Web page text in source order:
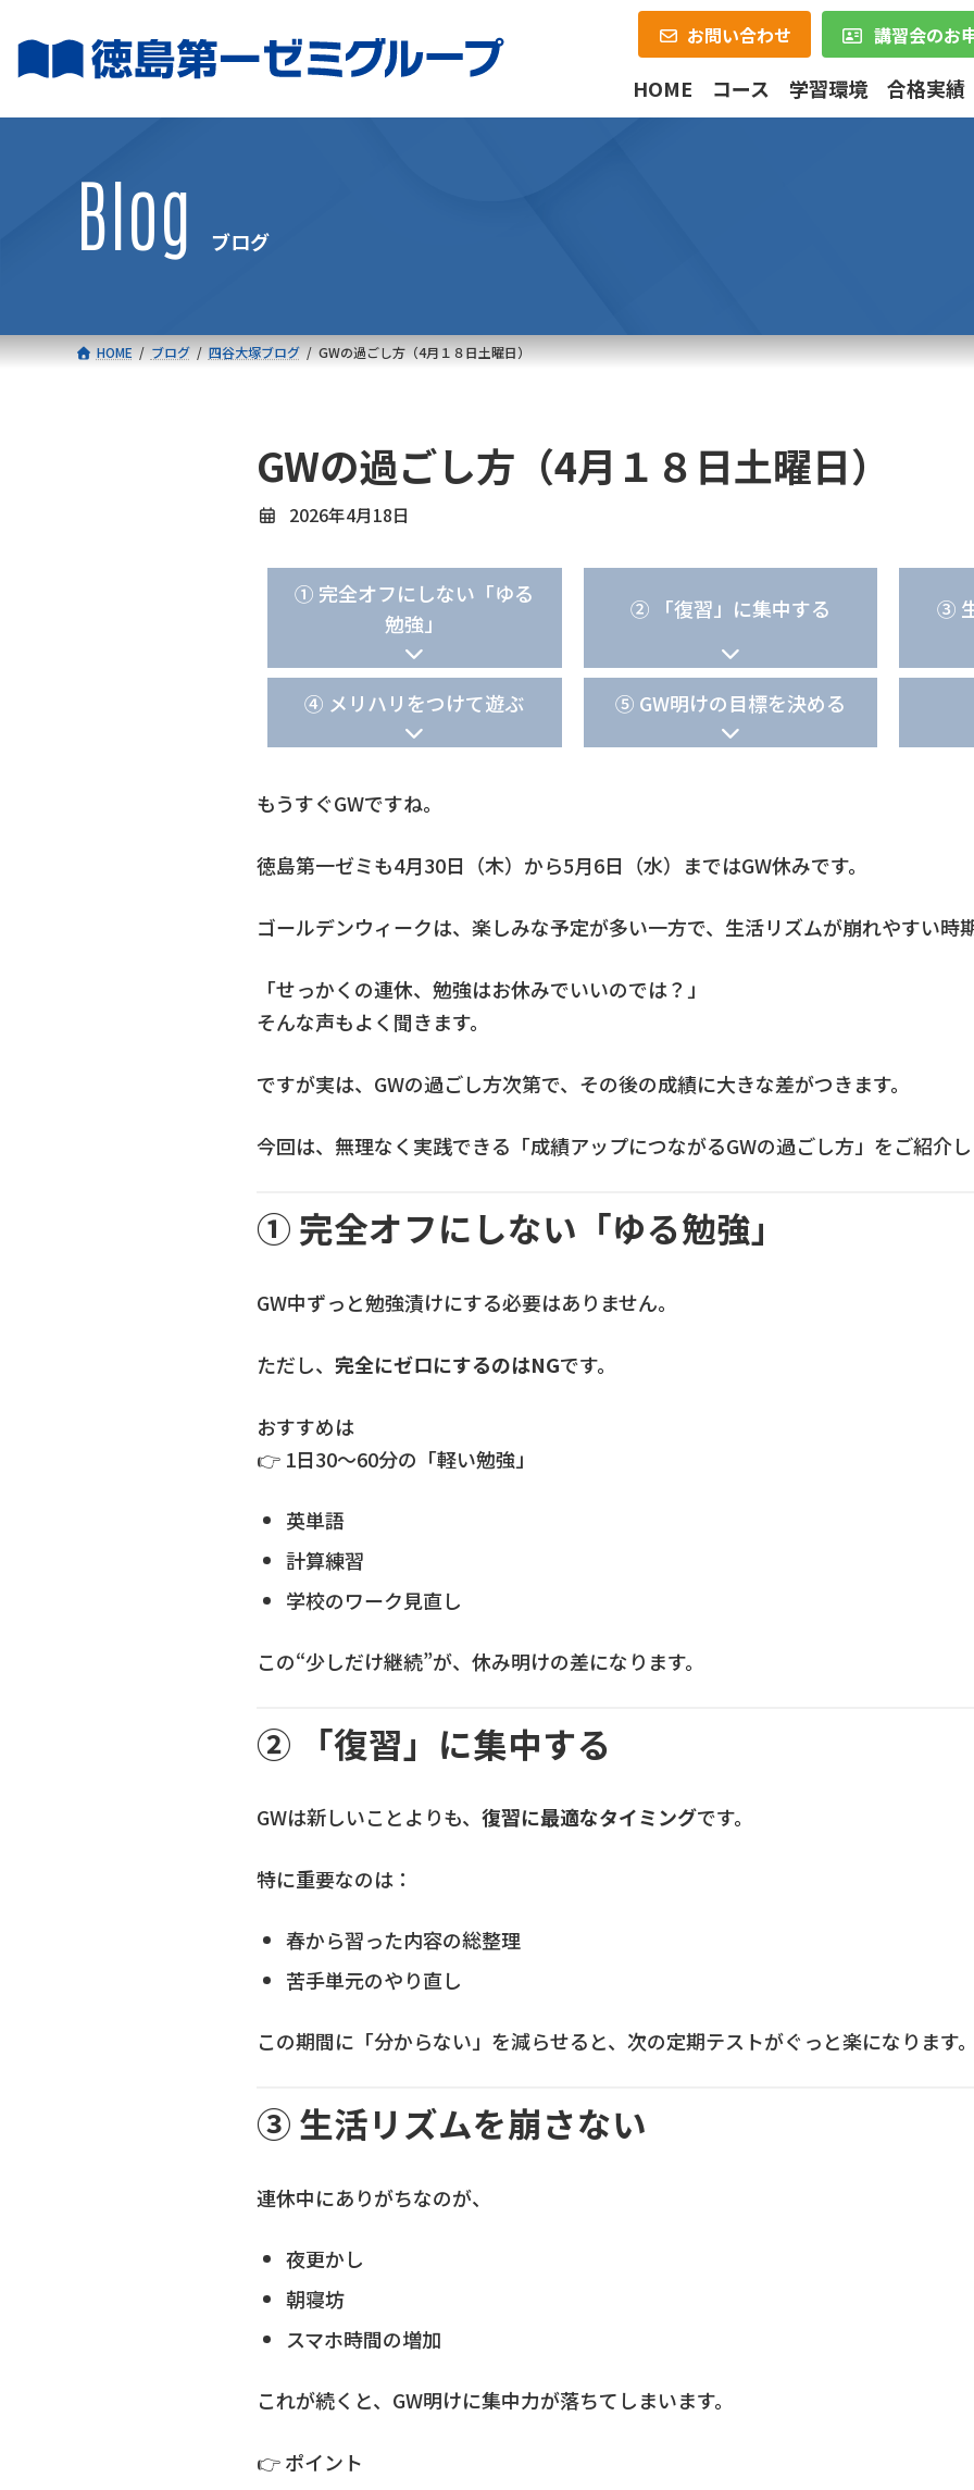
ン
テ
ビ
ゲ
お問い合わせ 講習会のお
HOME コース 学習環境 合格実績
Blog ブログ
HOME ブログ 四谷大塚ブログ GWの過ごし方（4月１８日土曜日）
GWの過ごし方（4月１８日土曜日）
2026年4月18日
① 完全オフにしない「ゆる
勉強」
② 「復習」に集中する ③
④ メリハリをつけて遊ぶ ⑤ GW明けの目標を決める
もうすぐGWですね。
徳島第一ゼミも4月30日（木）から5月6日（水）まではGW休みです。
ゴールデンウィークは、楽しみな予定が多い一方で、生活リズムが崩れやすい時
「せっかくの連休、勉強はお休みでいいのでは？」
そんな声もよく聞きます。
ですが実は、GWの過ごし方次第で、その後の成績に大きな差がつきます。
今回は、無理なく実践できる「成績アップにつながるGWの過ごし方」をご紹介
① 完全オフにしない「ゆる勉強」
GW中ずっと勉強漬けにする必要はありません。
ただし、 完全にゼロにするのはNGです。
おすすめは
👉 1日30〜60分の「軽い勉強」
英単語
計算練習
学校のワーク見直し
この“少しだけ継続”が、休み明けの差になります。
② 「復習」に集中する
GWは新しいことよりも、復習に最適なタイミングです。
特に重要なのは：
春から習った内容の総整理
苦手単元のやり直し
この期間に「分からない」を減らせると、次の定期テストがぐっと楽になります
③ 生活リズムを崩さない
連休中にありがちなのが、
夜更かし
朝寝坊
スマホ時間の増加
これが続くと、GW明けに集中力が落ちてしまいます。
👉 ポイント